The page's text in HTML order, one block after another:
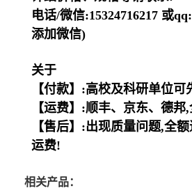
电话/微信:15324716217 或
添加微信)
关于
【付款】:高校及科研单位
【运费】:顺丰、京东、德邦
【售后】:出现质量问题,全
运费!
相关产品：